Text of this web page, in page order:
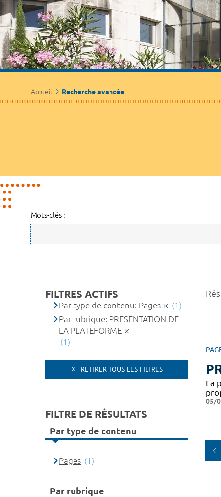
Accueil Recherche avancée
Mots-clés :
La
05/
FILTRES ACTIFS
Par type de contenu: Pages
(1)
Par rubrique: PRESENTATION DE
LA PLATEFORME
(1)
RETIRER TOUS LES FILTRES
FILTRE DE RÉSULTATS
Par type de contenu
Pages (1)
Par rubrique